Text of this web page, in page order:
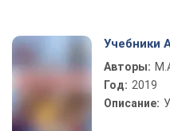
Учебники
Авторы:
Год: 2019
Описание: